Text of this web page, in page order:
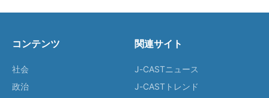
コンテンツ
社会
政治
関連サイト
J-CASTニュース
J-CASTトレンド